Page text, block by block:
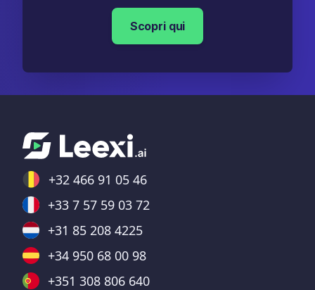
Scopri qui
+32 466 91 05 46
+33 7 57 59 03 72
+31 85 208 4225
+34 950 68 00 98
+351 308 806 640